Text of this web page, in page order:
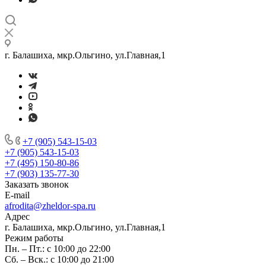
г. Балашиха, мкр.Ольгино, ул.Главная,1
+7 (905) 543-15-03
+7 (905) 543-15-03
+7 (495) 150-80-86
+7 (903) 135-77-30
Заказать звонок
E-mail
afrodita@zheldor-spa.ru
Адрес
г. Балашиха, мкр.Ольгино, ул.Главная,1
Режим работы
Пн. – Пт.: с 10:00 до 22:00
Сб. – Вск.: с 10:00 до 21:00